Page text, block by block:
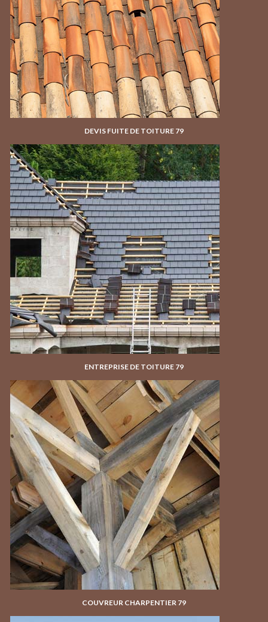
DEVIS FUITE DE TOITURE 79
ENTREPRISE DE TOITURE 79
COUVREUR CHARPENTIER 79